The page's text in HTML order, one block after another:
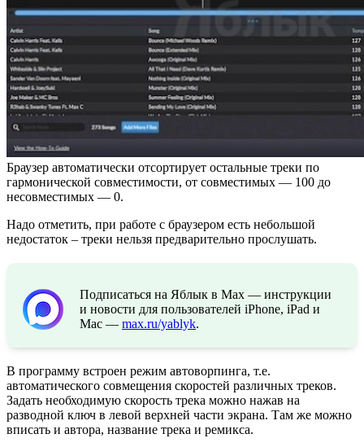
Браузер автоматически отсортирует остальные треки по
гармонической совместимости, от совместимых — 100 до
несовместимых — 0.
Надо отметить, при работе с браузером есть небольшой
недостаток – треки нельзя предварительно прослушать.
Подписаться на Яблык в Max — инструкции
и новости для пользователей iPhone, iPad и
Mac — max.ru/yablyk.
В программу встроен режим автоворпинга, т.е.
автоматического совмещения скоростей различных треков.
Задать необходимую скорость трека можно нажав на
разводной ключ в левой верхней части экрана. Там же можно
вписать и автора, название трека и ремикса.